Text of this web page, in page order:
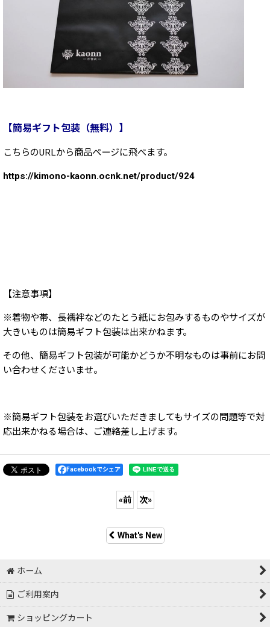
【簡易ギフト包装（無料）】
こちらのURLから商品ページに飛べます。
https://kimono-kaonn.ocnk.net/product/924
【注意事項】
※着物や帯、長襦袢などのたとう紙にお包みするものやサイズが
大きいものは簡易ギフト包装は出来かねます。
その他、簡易ギフト包装が可能かどうか不明なものは事前にお問
い合わせくださいませ。
※簡易ギフト包装をお選びいただきましてもサイズの問題等で対
応出来かねる場合は、ご連絡差し上げます。
Facebookでシェア
«前 次»
What's New
ホーム
ご利用案内
ショッピングカート